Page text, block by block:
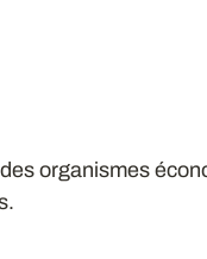
organismes